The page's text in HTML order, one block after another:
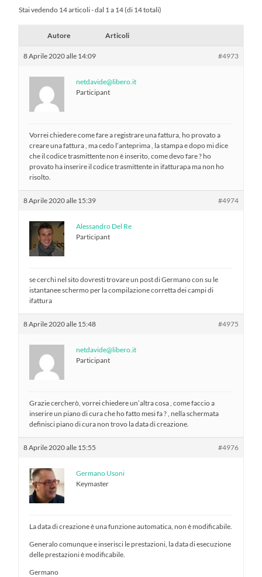
Stai vedendo 14 articoli - dal 1 a 14 (di 14 totali)
Autore Articoli
8 Aprile 2020 alle 14:09 #4973
netdavide@libero.it
Participant
Vorrei chiedere come fare a registrare una fattura, ho provato a
creare una fattura , ma cedo l’anteprima , la stampa e dopo mi dice
che il codice trasmittente non è inserito, come devo fare ? ho
provato ha inserire il codice trasmittente in ifatturapa ma non ho
risolto.
8 Aprile 2020 alle 15:39 #4974
Alessandro Del Re
Participant
se cerchi nel sito dovresti trovare un post di Germano con su le
istantanee schermo per la compilazione corretta dei campi di
ifattura
8 Aprile 2020 alle 15:48 #4975
netdavide@libero.it
Participant
Grazie cercherò, vorrei chiedere un’altra cosa , come faccio a
inserire un piano di cura che ho fatto mesi fa ? , nella schermata
definisci piano di cura non trovo la data di creazione.
8 Aprile 2020 alle 15:55 #4976
Germano Usoni
Keymaster
La data di creazione è una funzione automatica, non è modificabile.
Generalo comunque e inserisci le prestazioni, la data di esecuzione
delle prestazioni è modificabile.
Germano